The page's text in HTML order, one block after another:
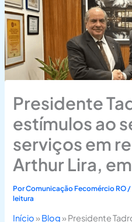
Presidente
estímulos ao
serviços em
Arthur Lira,
PorComunicação Fecomércio RO /
leitura
Início» Blog» Presidente